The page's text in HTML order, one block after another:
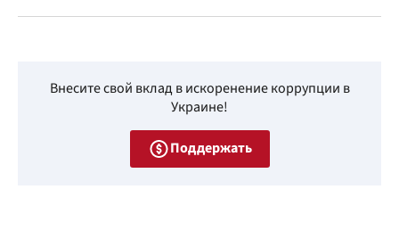
Внесите свой вклад в искоренение коррупции в
Украине!
Поддержать